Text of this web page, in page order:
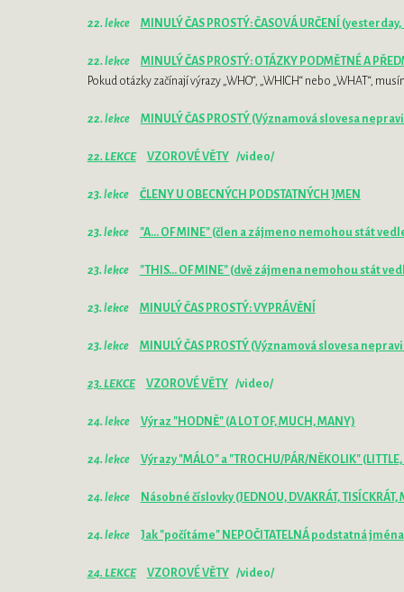
22. lekce MINULÝ ČAS PROSTÝ: ČASOVÁ URČENÍ
22. lekce
MINULÝ ČAS PROSTÝ: OTÁZKY PODMĚTNÉ A
Pokud otázky začínají výrazy „WHO“, „WHICH“ nebo „WHAT“,
22. lekce MINULÝ ČAS PROSTÝ (Významová slovesa
22. LEKCE VZOROVÉ VĚTY/video/
23. lekce ČLENY U OBECNÝCH PODSTATNÝCH JMEN
23. lekce "A... OF MINE" (člen a zájmeno nemohou stát
23. lekce "THIS... OF MINE" (dvě zájmena nemohou stát
23. lekce MINULÝ ČAS PROSTÝ: VYPRÁVĚNÍ
23. lekce MINULÝ ČAS PROSTÝ (Významová slovesa
23. LEKCE VZOROVÉ VĚTY/video/
24. lekce Výraz "HODNĚ" (A LOT OF, MUCH, MANY)
24. lekce Výrazy "MÁLO" a "TROCHU/PÁR/NĚKOLIK" (LITTLE,
24. lekce Násobné číslovky (JEDNOU, DVAKRÁT,
24. lekce Jak "počítáme" NEPOČITATELNÁ podstatná jména
24. LEKCE VZOROVÉ VĚTY/video/